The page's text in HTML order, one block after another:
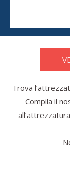
Trova
Compila il